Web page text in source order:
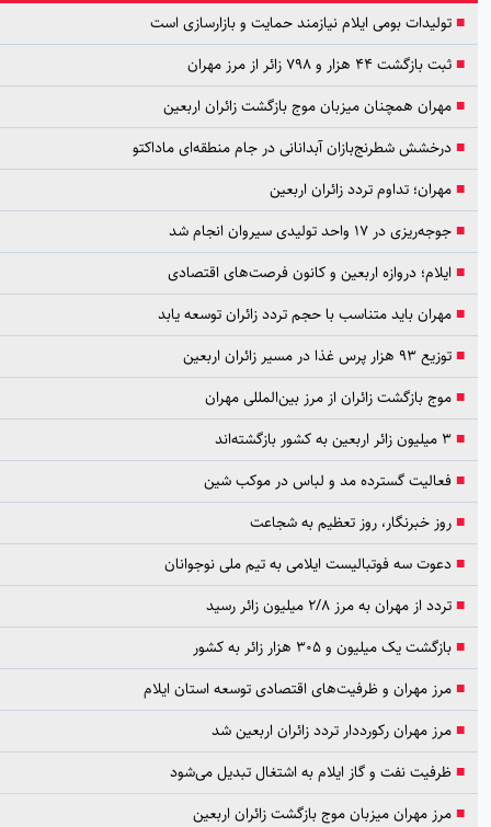
بومی ایلام نیازمند حمایت و بازارسازی است
۴۴ هزار و ۷۹۸ زائر از مرز مهران
همچنان میزبان موج بازگشت زائران اربعین
شطرنج‌بازان آبدانانی در جام منطقه‌ای ماداکتو
تداوم تردد زائران اربعین
در ۱۷ واحد تولیدی سیروان انجام شد
دروازه اربعین و کانون فرصت‌های اقتصادی
باید متناسب با حجم تردد زائران توسعه یابد
غذا در مسیر زائران اربعین
بازگشت زائران از مرز بین‌المللی مهران
گسترده مد و لباس در موکب شین
خبرنگار، روز تعظیم به شجاعت
سه فوتبالیست ایلامی به تیم ملی نوجوانان
از مهران به مرز ۲/۸ میلیون زائر رسید
یک میلیون و ۳۰۵ هزار زائر به کشور
مهران و ظرفیت‌های اقتصادی توسعه استان ایلام
مهران رکورددار تردد زائران اربعین شد
نفت و گاز ایلام به اشتغال تبدیل می‌شود
مهران میزبان موج بازگشت زائران اربعین